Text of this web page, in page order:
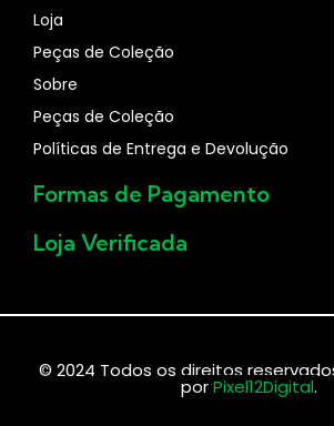
Loja
Peças de Coleção
Sobre
Peças de Coleção
Políticas de Entrega e Devolução
Formas de Pagamento
Loja Verificada
Green Gold Joias
© 2024 Todos os direitos
porPixel12Digital.